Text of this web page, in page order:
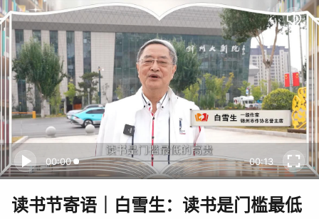
00:00 00:13
读书节寄语｜白雪生：读书是门槛最低